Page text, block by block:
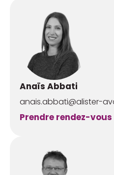
Anaïs Abbati
anais.abbati@alister-
Prendre rendez-vous